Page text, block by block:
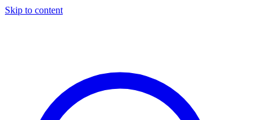
Skip to content